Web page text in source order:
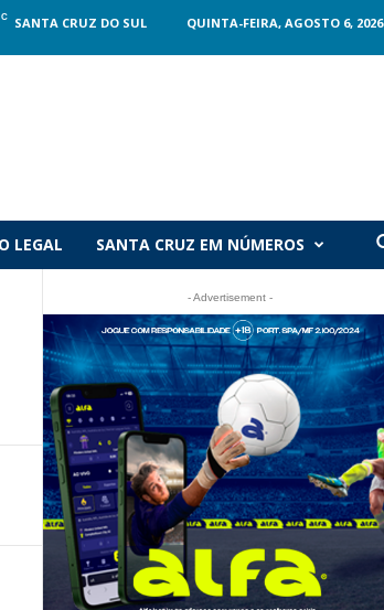
C SANTA CRUZ DO SUL QUINTA-FEIRA, AGOSTO 6, 2026
LEGAL SANTA CRUZ EM NÚMEROS
- Advertisement -